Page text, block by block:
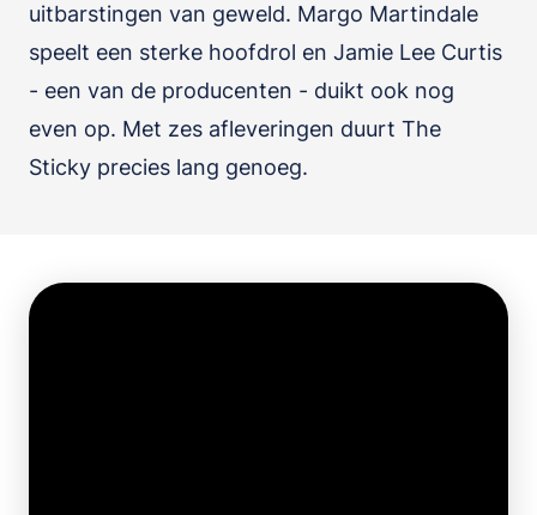
uitbarstingen van geweld. Margo Martindale
speelt een sterke hoofdrol en Jamie Lee Curtis
- een van de producenten - duikt ook nog
even op. Met zes afleveringen duurt The
Sticky precies lang genoeg.